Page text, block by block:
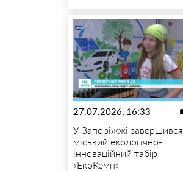
27.07.2026, 16:33
У Запоріжжі завершився
міський екологічно-
інноваційний табір
«ЕкоКемп»